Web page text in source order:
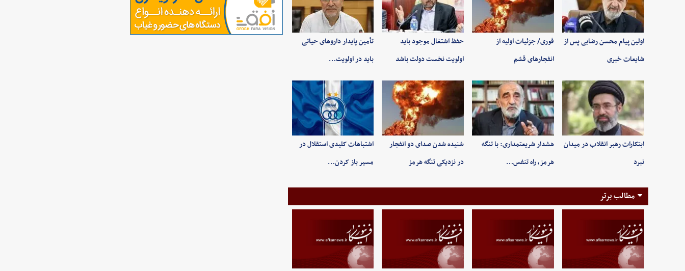
اولین پیام محسن رضایی پس از
شایعات خبری
فوری/ جزئیات اولیه از
انفجارهای قشم
حفظ اشتغال موجود باید
اولویت نخست دولت باشد
تأمین پایدار داروهای حیاتی
باید در اولویت…
ابتکارات رهبر انقلاب در میدان
نبرد
هشدار شریعتمداری: با تنگه
هرمز، راه تنفس…
شنیده شدن صدای دو انفجار
در نزدیکی تنگه هرمز
اشتباهات کلیدی استقلال در
مسیر باز کردن…
مطالب برتر